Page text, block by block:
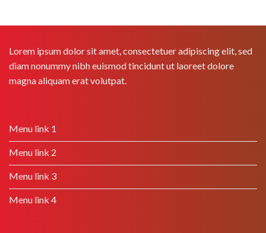
Lorem ipsum dolor sit amet, consectetuer adipiscing elit, sed
diam nonummy nibh euismod tincidunt ut laoreet dolore
magna aliquam erat volutpat.
Menu link 1
Menu link 2
Menu link 3
Menu link 4